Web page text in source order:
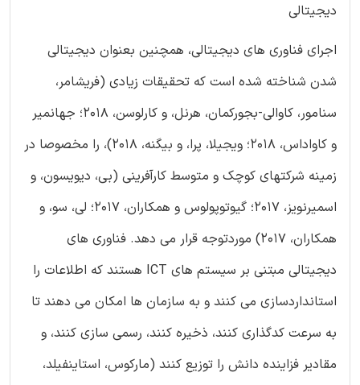
دیجیتالی
اجرای فناوری های دیجیتالی، همچنین بعنوان دیجیتالی
شدن شناخته شده است که تحقیقات زیادی (فریشامر،
سنامور، کاوالی-بجورکمان، هرنل، و کارلوسن، 2018؛ جهانمیر
و کاواداس، 2018؛ ویجیلا، پرا، و بیگنه، 2018)، را مخصوصا در
زمینه شرکتهای کوچک و متوسط کارآفرینی (بی، دیویسون، و
اسمیرنویز، 2017؛ گیوتوپولوس و همکاران، 2017؛ لی، سو، و
همکاران، 2017) موردتوجه قرار می دهد. فناوری های
دیجیتالی مبتنی بر سیستم های ICT هستند که اطلاعات را
استانداردسازی می کنند و به سازمان ها امکان می دهند تا
به سرعت کدگذاری کنند، ذخیره کنند، رسمی سازی کنند، و
مقادیر فزاینده دانش را توزیع کنند (مارکوس، استاینفیلد،